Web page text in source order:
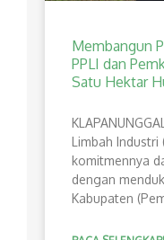
Membangun
PPLI dan
Satu Hektar
Limbah Industri
komitmennya
dengan
Kabupaten